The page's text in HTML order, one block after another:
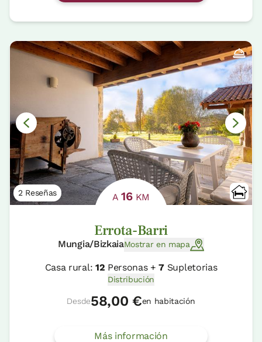
2 Reseñas A16KM
Errota-Barri
Mungia/BizkaiaMostrar en mapa
Casa rural: 12 Personas +7 Supletorias
Distribución
Desde58,00 €en habitación
Más información